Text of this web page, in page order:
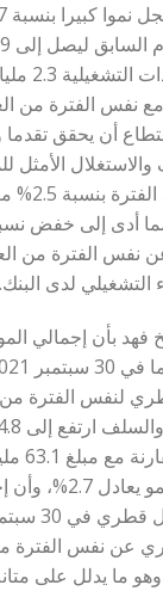
كما بلغ
مع نفس الفترة
أن يحقق
والاستغلال
تكلفة
أدى إلى خفض
إلى 28.1% عن نفس
التشغيلي لدى البنك.
قطري لنفس الفترة
سبتمبر 2020، أي
قطري عن نفس
نسبتها 7.3%، وهو ما